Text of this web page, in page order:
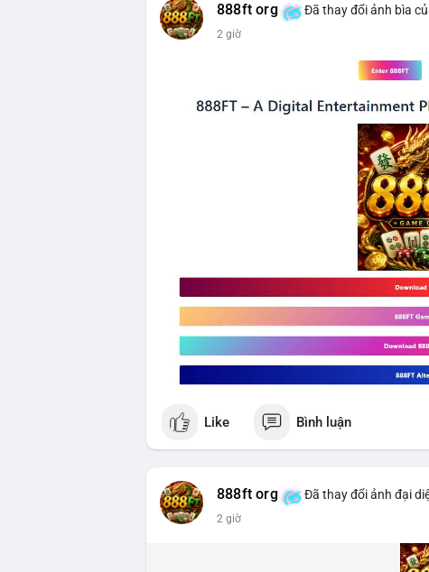
📰 Nguồn: CoinDesk
888ft org Đã thay đổi ảnh bìa
2 giờ
Like Bình luận
888ft org Đã thay đổi ảnh đại
2 giờ